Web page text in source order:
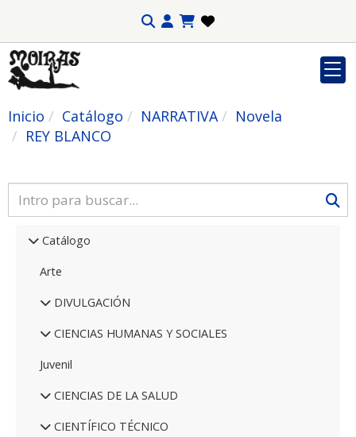
Inicio Catálogo NARRATIVA
Novela
REY BLANCO
Catálogo
Arte
DIVULGACIÓN
CIENCIAS HUMANAS Y SOCIALES
Juvenil
CIENCIAS DE LA SALUD
CIENTÍFICO TÉCNICO